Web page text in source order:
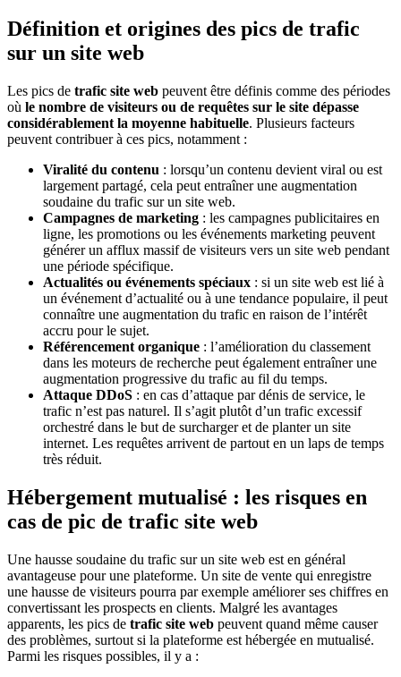
Définition et origines des pics de trafic
sur un site web
Les pics de trafic site web peuvent être définis comme des périodes
où le nombre de visiteurs ou de requêtes sur le site dépasse
considérablement la moyenne habituelle. Plusieurs facteurs
peuvent contribuer à ces pics, notamment :
Viralité du contenu : lorsqu’un contenu devient viral ou est
largement partagé, cela peut entraîner une augmentation
soudaine du trafic sur un site web.
Campagnes de marketing : les campagnes publicitaires en
ligne, les promotions ou les événements marketing peuvent
générer un afflux massif de visiteurs vers un site web pendant
une période spécifique.
Actualités ou événements spéciaux : si un site web est lié à
un événement d’actualité ou à une tendance populaire, il peut
connaître une augmentation du trafic en raison de l’intérêt
accru pour le sujet.
Référencement organique : l’amélioration du classement
dans les moteurs de recherche peut également entraîner une
augmentation progressive du trafic au fil du temps.
Attaque DDoS : en cas d’attaque par dénis de service, le
trafic n’est pas naturel. Il s’agit plutôt d’un trafic excessif
orchestré dans le but de surcharger et de planter un site
internet. Les requêtes arrivent de partout en un laps de temps
très réduit.
Hébergement mutualisé : les risques en
cas de pic de trafic site web
Une hausse soudaine du trafic sur un site web est en général
avantageuse pour une plateforme. Un site de vente qui enregistre
une hausse de visiteurs pourra par exemple améliorer ses chiffres en
convertissant les prospects en clients. Malgré les avantages
apparents, les pics de trafic site web peuvent quand même causer
des problèmes, surtout si la plateforme est hébergée en mutualisé.
Parmi les risques possibles, il y a :